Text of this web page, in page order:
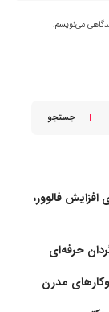
می‌نویسم.
جستجو
فالوور،
حرفه‌ای
مدرن